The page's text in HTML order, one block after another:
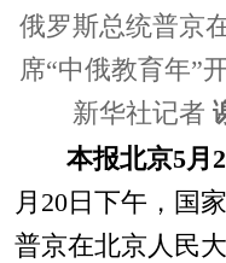
俄罗斯总统普京
席“中俄教育年”
新华社记者
本报北京5月
月20日下午，国
普京在北京人民